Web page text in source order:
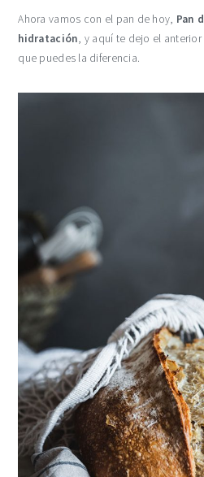
Ahora vamos con el pan de hoy, Pan
hidratación, y aquí te dejo el anterior
que puedes la diferencia.